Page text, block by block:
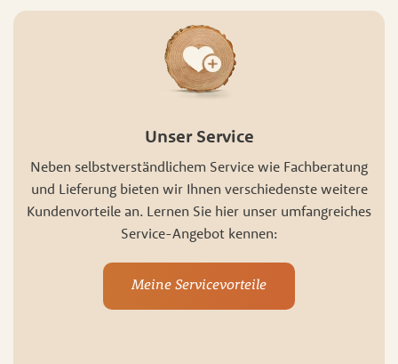
Unser Service
Neben selbstverständlichem Service wie Fachberatung
und Lieferung bieten wir Ihnen verschiedenste weitere
Kundenvorteile an. Lernen Sie hier unser umfangreiches
Service-Angebot kennen:
Meine Servicevorteile